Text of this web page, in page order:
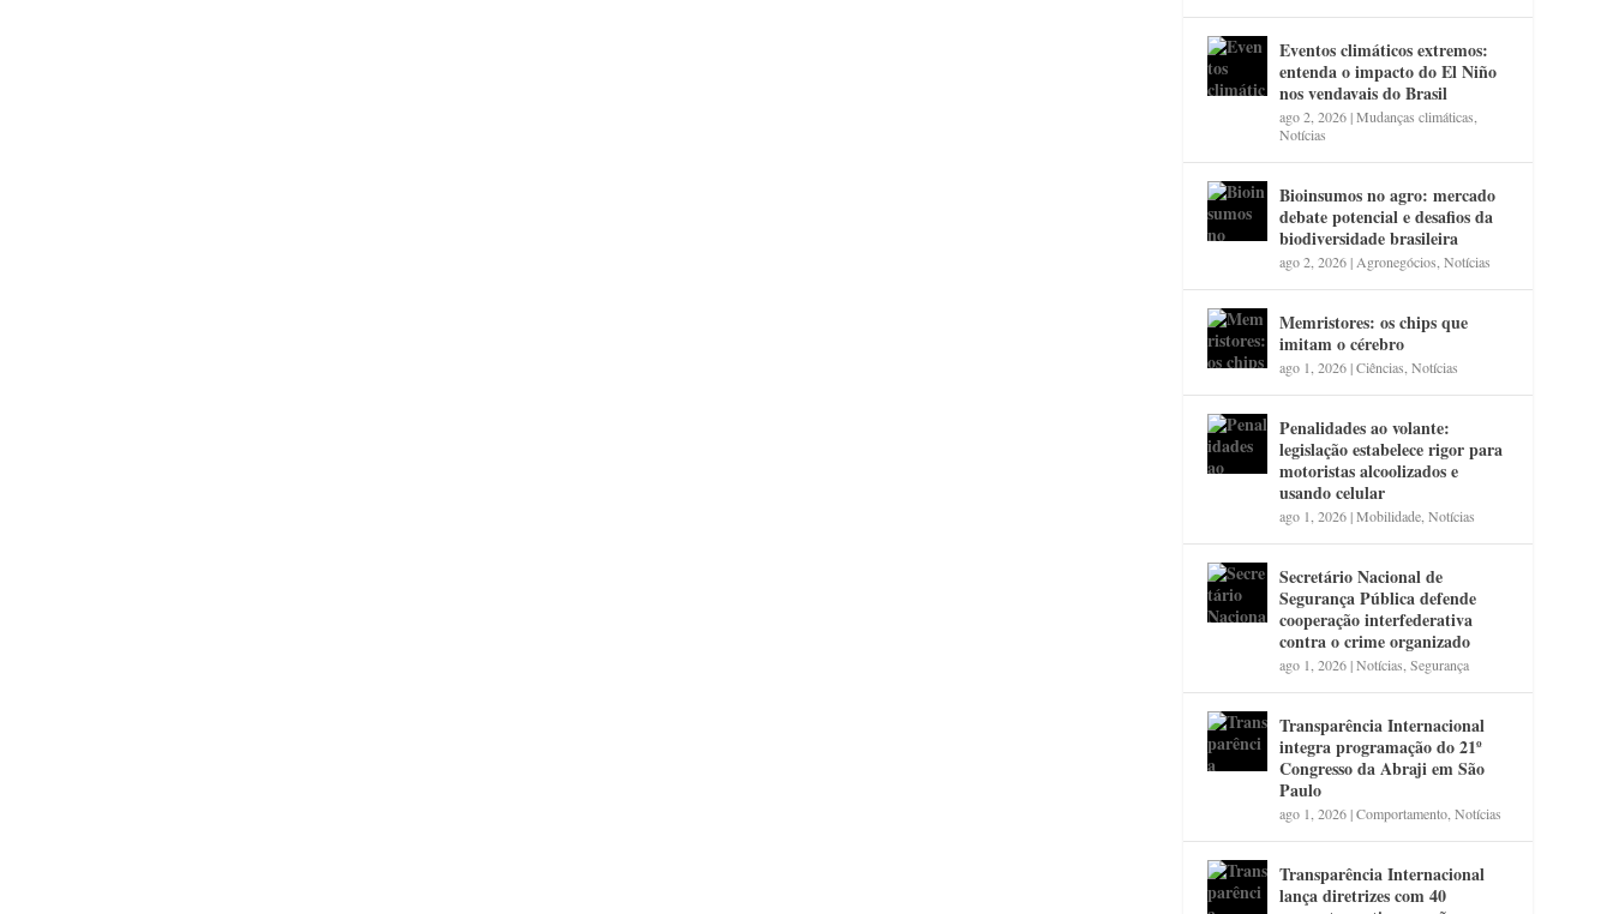
Eventos climáticos extremos:
entenda o impacto do El Niño
nos vendavais do Brasil
ago 2, 2026|Mudanças climáticas
Notícias
Bioinsumos no agro: mercado
debate potencial e desafios da
biodiversidade brasileira
ago 2, 2026| Agronegócios ,Notícias
Memristores: os chips que
imitam o cérebro
ago 1, 2026|Ciências ,Notícias
Penalidades ao volante:
legislação estabelece rigor para
motoristas alcoolizados e
usando celular
ago 1, 2026|Mobilidade ,Notícias
Secretário Nacional de
Segurança Pública defende
cooperação interfederativa
contra o crime organizado
ago 1, 2026|Notícias ,Segurança
Transparência Internacional
integra programação do 21º
Congresso da Abraji em São
Paulo
ago 1, 2026|Comportamento ,Notícias
Transparência Internacional
lança diretrizes com 40